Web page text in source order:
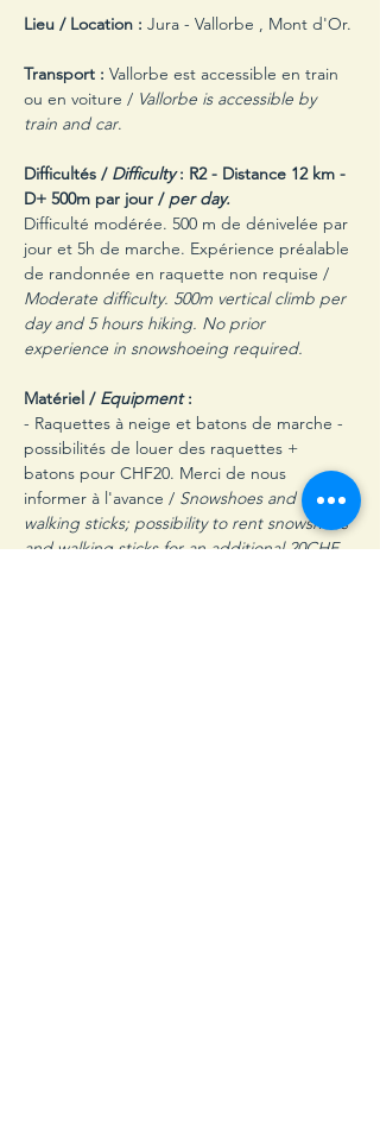
Lieu / Location : Jura - Vallorbe , Mont d'Or.
Transport : Vallorbe est accessible en train
ou en voiture / Vallorbe is accessible by
train and car.
Difficultés / Difficulty : R2 - Distance 12 km -
D+ 500m par jour / per day.
Difficulté modérée. 500 m de dénivelée par
jour et 5h de marche. Expérience préalable
de randonnée en raquette non requise /
Moderate difficulty. 500m vertical climb per
day and 5 hours hiking. No prior
experience in snowshoeing required.
Matériel / Equipment :
- Raquettes à neige et batons de marche -
possibilités de louer des raquettes +
batons pour CHF20. Merci de nous
informer à l'avance / Snowshoes and
walking sticks; possibility to rent snowshoes
and walking sticks for an additional 20CHF.